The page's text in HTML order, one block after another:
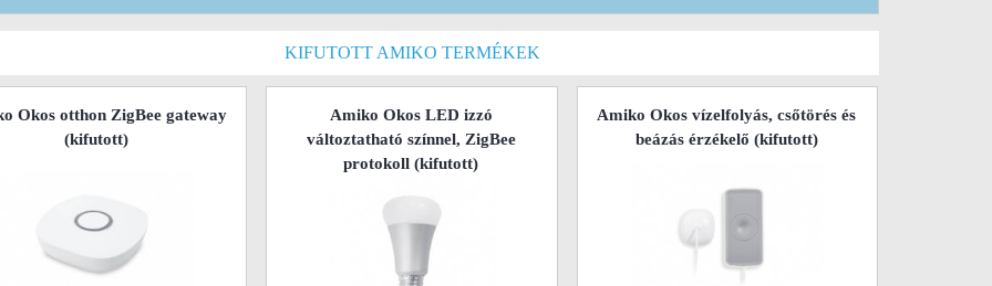
KIFUTOTT AMIKO TERMÉKEK
Okos otthon ZigBee gateway
(kifutott)
Amiko Okos LED izzó
változtatható színnel, ZigBee
protokoll (kifutott)
Amiko Okos vízelfolyás, csőtörés és
beázás érzékelő (kifutott)